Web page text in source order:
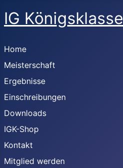
IG Königsklasse
Home
Meisterschaft
Ergebnisse
Einschreibungen
Downloads
IGK-Shop
Kontakt
Mitglied werden